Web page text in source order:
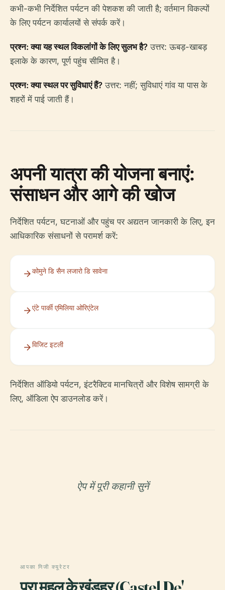
कभी-कभी निर्देशित पर्यटन की पेशकश की जाती है; वर्तमान विकल्पों
के लिए पर्यटन कार्यालयों से संपर्क करें।
प्रश्न: क्या यह स्थल विकलांगों के लिए सुलभ है? उत्तर: ऊबड़-खाबड़
इलाके के कारण, पूर्ण पहुंच सीमित है।
प्रश्न: क्या स्थल पर सुविधाएं हैं? उत्तर: नहीं; सुविधाएं गांव या पास के
शहरों में पाई जाती हैं।
अपनी यात्रा की योजना बनाएं:
संसाधन और आगे की खोज
निर्देशित पर्यटन, घटनाओं और पहुंच पर अद्यतन जानकारी के लिए, इन
आधिकारिक संसाधनों से परामर्श करें:
कोमुने डि सैन लजारो डि सावेना
एंटे पार्की एमिलिया ओरिएंटेल
विजिट इटली
निर्देशित ऑडियो पर्यटन, इंटरैक्टिव मानचित्रों और विशेष सामग्री के
लिए, ऑडिला ऐप डाउनलोड करें।
ऐप में पूरी कहानी सुनें
आपका निजी क्यूरेटर